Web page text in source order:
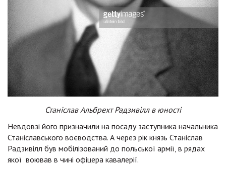
Станіслав Альбрехт Радзивілл в юності
Невдовзі його призначили на посаду заступника начальника
Станіславського воєводства. А через рік князь Станіслав
Радзивілл був мобілізований до польської армії, в рядах
якої воював в чині офіцера кавалерії.